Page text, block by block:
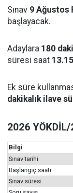
Sınav 9 Ağustos
başlayacak.
Adaylara 180
süresi saat
Ek süre
dakikalık ilave
2026
Bilgi
Sınav tarihi
Başlangıç saati
Sınav süresi